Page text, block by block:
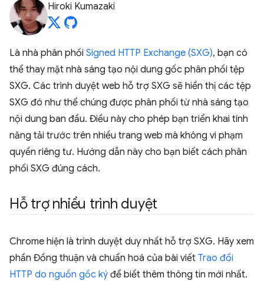
Hiroki Kumazaki
Là nhà phân phối Signed HTTP Exchange (SXG), bạn có
thể thay mặt nhà sáng tạo nội dung gốc phân phối tệp
SXG. Các trình duyệt web hỗ trợ SXG sẽ hiển thị các tệp
SXG đó như thể chúng được phân phối từ nhà sáng tạo
nội dung ban đầu. Điều này cho phép bạn triển khai tính
năng tải trước trên nhiều trang web mà không vi phạm
quyền riêng tư. Hướng dẫn này cho bạn biết cách phân
phối SXG đúng cách.
Hỗ trợ nhiều trình duyệt
Chrome hiện là trình duyệt duy nhất hỗ trợ SXG. Hãy xem
phần Đồng thuận và chuẩn hoá của bài viết Trao đổi
HTTP do nguồn gốc ký để biết thêm thông tin mới nhất.